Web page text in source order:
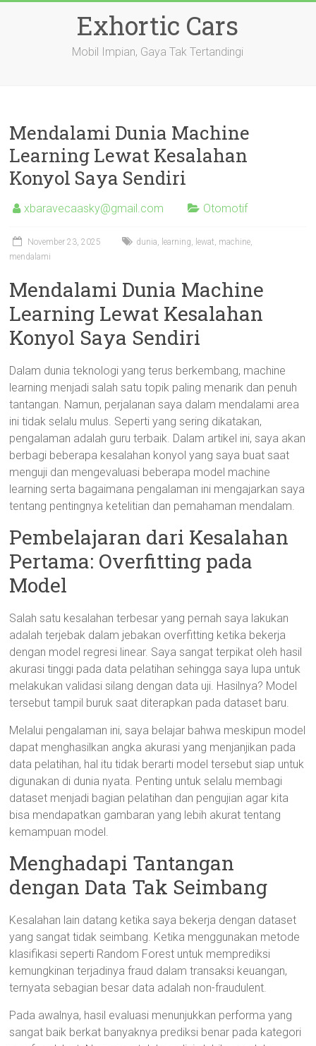
Exhortic Cars
Mobil Impian, Gaya Tak Tertandingi
Mendalami Dunia Machine
Learning Lewat Kesalahan
Konyol Saya Sendiri
xbaravecaasky@gmail.com Otomotif
November 23, 2025 dunia, learning, lewat, machine,
mendalami
Mendalami Dunia Machine
Learning Lewat Kesalahan
Konyol Saya Sendiri
Dalam dunia teknologi yang terus berkembang, machine
learning menjadi salah satu topik paling menarik dan penuh
tantangan. Namun, perjalanan saya dalam mendalami area
ini tidak selalu mulus. Seperti yang sering dikatakan,
pengalaman adalah guru terbaik. Dalam artikel ini, saya akan
berbagi beberapa kesalahan konyol yang saya buat saat
menguji dan mengevaluasi beberapa model machine
learning serta bagaimana pengalaman ini mengajarkan saya
tentang pentingnya ketelitian dan pemahaman mendalam.
Pembelajaran dari Kesalahan
Pertama: Overfitting pada
Model
Salah satu kesalahan terbesar yang pernah saya lakukan
adalah terjebak dalam jebakan overfitting ketika bekerja
dengan model regresi linear. Saya sangat terpikat oleh hasil
akurasi tinggi pada data pelatihan sehingga saya lupa untuk
melakukan validasi silang dengan data uji. Hasilnya? Model
tersebut tampil buruk saat diterapkan pada dataset baru.
Melalui pengalaman ini, saya belajar bahwa meskipun model
dapat menghasilkan angka akurasi yang menjanjikan pada
data pelatihan, hal itu tidak berarti model tersebut siap untuk
digunakan di dunia nyata. Penting untuk selalu membagi
dataset menjadi bagian pelatihan dan pengujian agar kita
bisa mendapatkan gambaran yang lebih akurat tentang
kemampuan model.
Menghadapi Tantangan
dengan Data Tak Seimbang
Kesalahan lain datang ketika saya bekerja dengan dataset
yang sangat tidak seimbang. Ketika menggunakan metode
klasifikasi seperti Random Forest untuk memprediksi
kemungkinan terjadinya fraud dalam transaksi keuangan,
ternyata sebagian besar data adalah non-fraudulent.
Pada awalnya, hasil evaluasi menunjukkan performa yang
sangat baik berkat banyaknya prediksi benar pada kategori